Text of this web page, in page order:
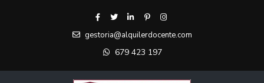
gestoria@alquilerdocente.com
679 423 197